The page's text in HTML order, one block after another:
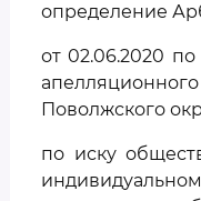
определение
от 02.06.2020
Поволжского
по иску